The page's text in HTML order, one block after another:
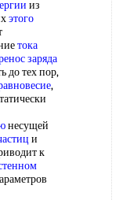
из
этого
тока
заряда
до тех пор,
,
несущей
и
к